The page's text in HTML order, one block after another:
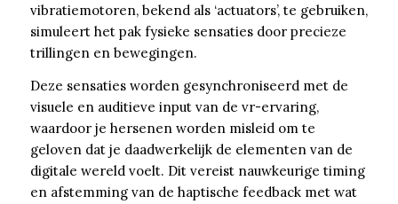
vibratiemotoren, bekend als ‘actuators’, te gebruiken,
simuleert het pak fysieke sensaties door precieze
trillingen en bewegingen.
Deze sensaties worden gesynchroniseerd met de
visuele en auditieve input van de vr-ervaring,
waardoor je hersenen worden misleid om te
geloven dat je daadwerkelijk de elementen van de
digitale wereld voelt. Dit vereist nauwkeurige timing
en afstemming van de haptische feedback met wat